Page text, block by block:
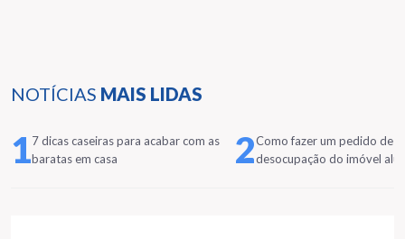
NOTÍCIAS MAIS LIDAS
17 dicas caseiras para acabar com as
baratas em casa
2Como fazer um pedido de
desocupação do imóvel